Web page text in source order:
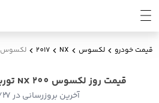
قیمت خودرو لکسوس NX
2017 لکسوس NX 200 توربو fsport مدل 2017
قیمت روز لکسوس NX 200 توربو fsport مدل 2017
آخرین بروزرسانی در ۱۴۰۴/۱۱/۲۷